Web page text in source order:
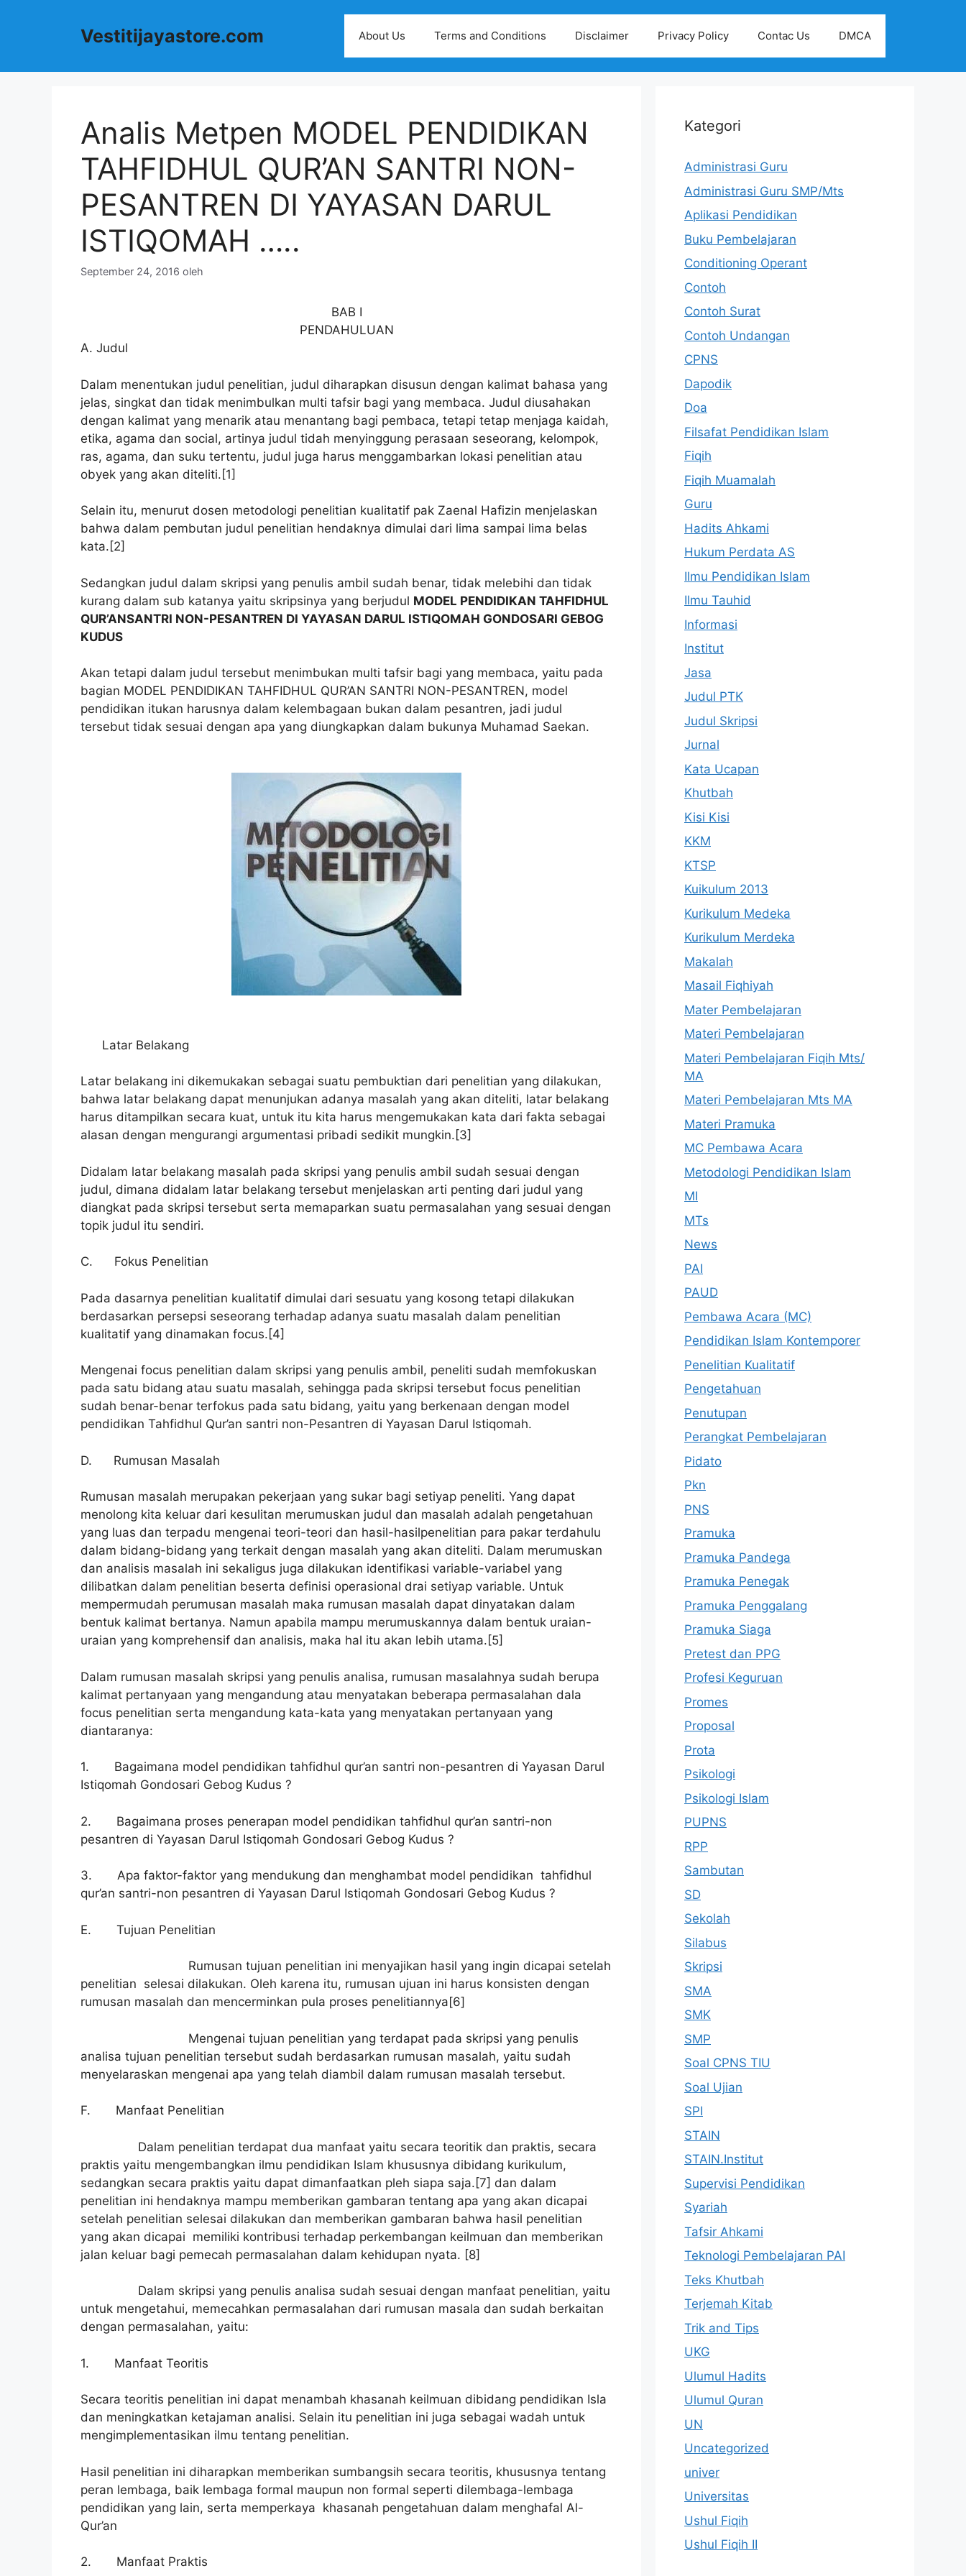
Vestitijayastore.com About Us Terms and Conditions Disclaimer Privacy Policy Contac Us DMCA
Analis Metpen MODEL PENDIDIKAN
TAHFIDHUL QUR’AN SANTRI NON-
PESANTREN DI YAYASAN DARUL
ISTIQOMAH …..
September 24, 2016 oleh
BAB I
PENDAHULUAN
A. Judul
Dalam menentukan judul penelitian, judul diharapkan disusun dengan kalimat bahasa yang
jelas, singkat dan tidak menimbulkan multi tafsir bagi yang membaca. Judul diusahakan
dengan kalimat yang menarik atau menantang bagi pembaca, tetapi tetap menjaga kaidah,
etika, agama dan social, artinya judul tidah menyinggung perasaan seseorang, kelompok,
ras, agama, dan suku tertentu, judul juga harus menggambarkan lokasi penelitian atau
obyek yang akan diteliti.[1]
Selain itu, menurut dosen metodologi penelitian kualitatif pak Zaenal Hafizin menjelaskan
bahwa dalam pembutan judul penelitian hendaknya dimulai dari lima sampai lima belas
kata.[2]
Sedangkan judul dalam skripsi yang penulis ambil sudah benar, tidak melebihi dan tidak
kurang dalam sub katanya yaitu skripsinya yang berjudul MODEL PENDIDIKAN TAHFIDHUL
QUR’ANSANTRI NON-PESANTREN DI YAYASAN DARUL ISTIQOMAH GONDOSARI GEBOG
KUDUS
Akan tetapi dalam judul tersebut menimbukan multi tafsir bagi yang membaca, yaitu pada
bagian MODEL PENDIDIKAN TAHFIDHUL QUR’AN SANTRI NON-PESANTREN, model
pendidikan itukan harusnya dalam kelembagaan bukan dalam pesantren, jadi judul
tersebut tidak sesuai dengan apa yang diungkapkan dalam bukunya Muhamad Saekan.
Latar Belakang
Latar belakang ini dikemukakan sebagai suatu pembuktian dari penelitian yang dilakukan,
bahwa latar belakang dapat menunjukan adanya masalah yang akan diteliti, latar belakang
harus ditampilkan secara kuat, untuk itu kita harus mengemukakan kata dari fakta sebagai
alasan dengan mengurangi argumentasi pribadi sedikit mungkin.[3]
Didalam latar belakang masalah pada skripsi yang penulis ambil sudah sesuai dengan
judul, dimana didalam latar belakang tersebut menjelaskan arti penting dari judul yang
diangkat pada skripsi tersebut serta memaparkan suatu permasalahan yang sesuai dengan
topik judul itu sendiri.
C. Fokus Penelitian
Pada dasarnya penelitian kualitatif dimulai dari sesuatu yang kosong tetapi dilakukan
berdasarkan persepsi seseorang terhadap adanya suatu masalah dalam penelitian
kualitatif yang dinamakan focus.[4]
Mengenai focus penelitian dalam skripsi yang penulis ambil, peneliti sudah memfokuskan
pada satu bidang atau suatu masalah, sehingga pada skripsi tersebut focus penelitian
sudah benar-benar terfokus pada satu bidang, yaitu yang berkenaan dengan model
pendidikan Tahfidhul Qur’an santri non-Pesantren di Yayasan Darul Istiqomah.
D. Rumusan Masalah
Rumusan masalah merupakan pekerjaan yang sukar bagi setiyap peneliti. Yang dapat
menolong kita keluar dari kesulitan merumuskan judul dan masalah adalah pengetahuan
yang luas dan terpadu mengenai teori-teori dan hasil-hasilpenelitian para pakar terdahulu
dalam bidang-bidang yang terkait dengan masalah yang akan diteliti. Dalam merumuskan
dan analisis masalah ini sekaligus juga dilakukan identifikasi variable-variabel yang
dilibatkan dalam penelitian beserta definisi operasional drai setiyap variable. Untuk
mempermudah perumusan masalah maka rumusan masalah dapat dinyatakan dalam
bentuk kalimat bertanya. Namun apabila mampu merumuskannya dalam bentuk uraian-
uraian yang komprehensif dan analisis, maka hal itu akan lebih utama.[5]
Dalam rumusan masalah skripsi yang penulis analisa, rumusan masalahnya sudah berupa
kalimat pertanyaan yang mengandung atau menyatakan beberapa permasalahan dala
focus penelitian serta mengandung kata-kata yang menyatakan pertanyaan yang
diantaranya:
1. Bagaimana model pendidikan tahfidhul qur’an santri non-pesantren di Yayasan Darul
Istiqomah Gondosari Gebog Kudus ?
2. Bagaimana proses penerapan model pendidikan tahfidhul qur’an santri-non
pesantren di Yayasan Darul Istiqomah Gondosari Gebog Kudus ?
3. Apa faktor-faktor yang mendukung dan menghambat model pendidikan tahfidhul
qur’an santri-non pesantren di Yayasan Darul Istiqomah Gondosari Gebog Kudus ?
E. Tujuan Penelitian
Rumusan tujuan penelitian ini menyajikan hasil yang ingin dicapai setelah
penelitian selesai dilakukan. Oleh karena itu, rumusan ujuan ini harus konsisten dengan
rumusan masalah dan mencerminkan pula proses penelitiannya[6]
Mengenai tujuan penelitian yang terdapat pada skripsi yang penulis
analisa tujuan penelitian tersebut sudah berdasarkan rumusan masalah, yaitu sudah
menyelaraskan mengenai apa yang telah diambil dalam rumusan masalah tersebut.
F. Manfaat Penelitian
Dalam penelitian terdapat dua manfaat yaitu secara teoritik dan praktis, secara
praktis yaitu mengembangkan ilmu pendidikan Islam khususnya dibidang kurikulum,
sedangkan secara praktis yaitu dapat dimanfaatkan pleh siapa saja.[7] dan dalam
penelitian ini hendaknya mampu memberikan gambaran tentang apa yang akan dicapai
setelah penelitian selesai dilakukan dan memberikan gambaran bahwa hasil penelitian
yang akan dicapai memiliki kontribusi terhadap perkembangan keilmuan dan memberikan
jalan keluar bagi pemecah permasalahan dalam kehidupan nyata. [8]
Dalam skripsi yang penulis analisa sudah sesuai dengan manfaat penelitian, yaitu
untuk mengetahui, memecahkan permasalahan dari rumusan masala dan sudah berkaitan
dengan permasalahan, yaitu:
1. Manfaat Teoritis
Secara teoritis penelitian ini dapat menambah khasanah keilmuan dibidang pendidikan Isla
dan meningkatkan ketajaman analisi. Selain itu penelitian ini juga sebagai wadah untuk
mengimplementasikan ilmu tentang penelitian.
Hasil penelitian ini diharapkan memberikan sumbangsih secara teoritis, khususnya tentang
peran lembaga, baik lembaga formal maupun non formal seperti dilembaga-lembaga
pendidikan yang lain, serta memperkaya khasanah pengetahuan dalam menghafal Al-
Qur’an
2. Manfaat Praktis
Kategori
Administrasi Guru
Administrasi Guru SMP/Mts
Aplikasi Pendidikan
Buku Pembelajaran
Conditioning Operant
Contoh
Contoh Surat
Contoh Undangan
CPNS
Dapodik
Doa
Filsafat Pendidikan Islam
Fiqih
Fiqih Muamalah
Guru
Hadits Ahkami
Hukum Perdata AS
Ilmu Pendidikan Islam
Ilmu Tauhid
Informasi
Institut
Jasa
Judul PTK
Judul Skripsi
Jurnal
Kata Ucapan
Khutbah
Kisi Kisi
KKM
KTSP
Kuikulum 2013
Kurikulum Medeka
Kurikulum Merdeka
Makalah
Masail Fiqhiyah
Mater Pembelajaran
Materi Pembelajaran
Materi Pembelajaran Fiqih Mts/
MA
Materi Pembelajaran Mts MA
Materi Pramuka
MC Pembawa Acara
Metodologi Pendidikan Islam
MI
MTs
News
PAI
PAUD
Pembawa Acara (MC)
Pendidikan Islam Kontemporer
Penelitian Kualitatif
Pengetahuan
Penutupan
Perangkat Pembelajaran
Pidato
Pkn
PNS
Pramuka
Pramuka Pandega
Pramuka Penegak
Pramuka Penggalang
Pramuka Siaga
Pretest dan PPG
Profesi Keguruan
Promes
Proposal
Prota
Psikologi
Psikologi Islam
PUPNS
RPP
Sambutan
SD
Sekolah
Silabus
Skripsi
SMA
SMK
SMP
Soal CPNS TIU
Soal Ujian
SPI
STAIN
STAIN.Institut
Supervisi Pendidikan
Syariah
Tafsir Ahkami
Teknologi Pembelajaran PAI
Teks Khutbah
Terjemah Kitab
Trik and Tips
UKG
Ulumul Hadits
Ulumul Quran
UN
Uncategorized
univer
Universitas
Ushul Fiqih
Ushul Fiqih II